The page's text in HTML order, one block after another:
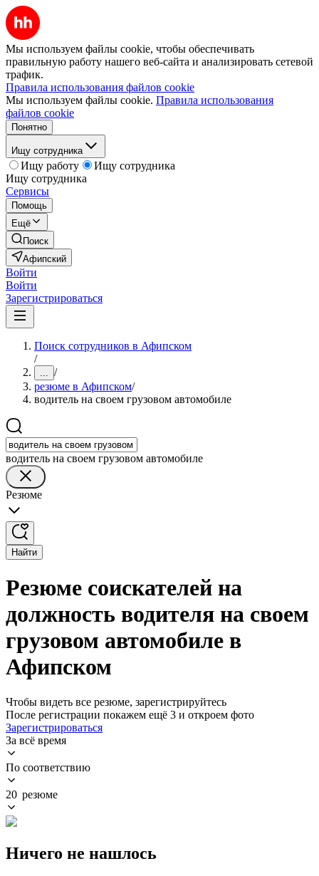
Мы используем файлы cookie, чтобы обеспечивать
правильную работу нашего веб-сайта и анализировать сетевой
трафик.
Правила использования файлов cookie
Мы используем файлы cookie. Правила использования
файлов cookie
Понятно
Ищу сотрудника
Ищу работу
Ищу сотрудника
Ищу сотрудника
Сервисы
Помощь
Ещё
Поиск
Афипский
Войти
Войти
Зарегистрироваться
Поиск сотрудников в Афипском
/
... /
резюме в Афипском/
водитель на своем грузовом автомобиле
водитель на своем грузовом автомобиле
Резюме
Найти
Резюме соискателей на
должность водителя на своем
грузовом автомобиле в
Афипском
Чтобы видеть все резюме, зарегистрируйтесь
После регистрации покажем ещё 3 и откроем фото
Зарегистрироваться
За всё время
По соответствию
20 резюме
Ничего не нашлось